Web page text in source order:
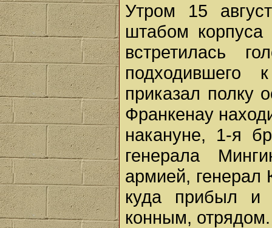
Утром 15
штабом
встретилась
подходившего
приказал полку
Франкенау
накануне, 1-я
генерала
армией, генерал
куда прибыл и
конным, отрядом.